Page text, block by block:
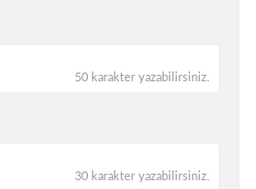
50 karakter yazabilirsiniz.
30 karakter yazabilirsiniz.